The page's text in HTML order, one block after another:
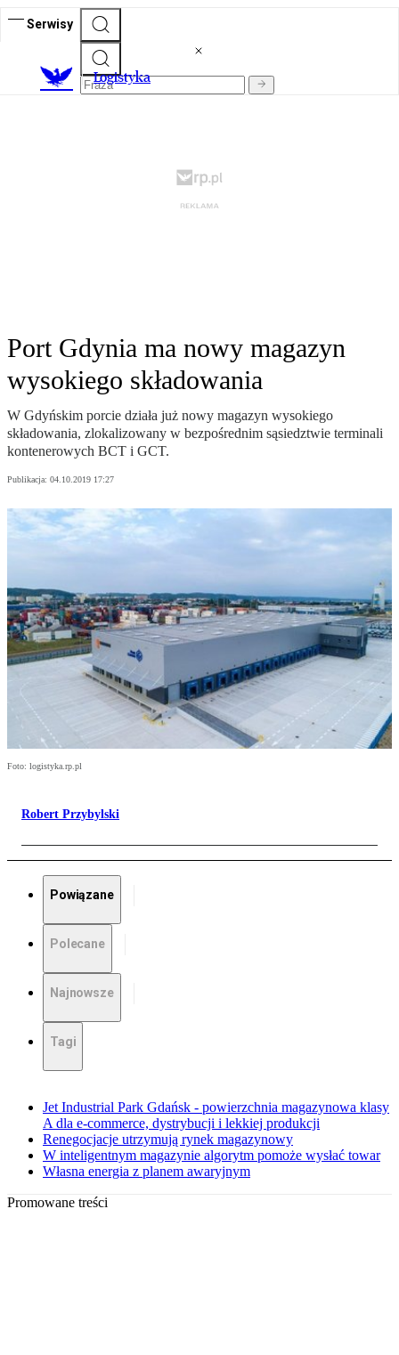
Serwisy
Logistyka
Port Gdynia ma nowy magazyn
wysokiego składowania
W Gdyńskim porcie działa już nowy magazyn wysokiego
składowania, zlokalizowany w bezpośrednim sąsiedztwie terminali
kontenerowych BCT i GCT.
Publikacja: 04.10.2019 17:27
Foto: logistyka.rp.pl
Robert Przybylski
Powiązane
Polecane
Najnowsze
Tagi
Jet Industrial Park Gdańsk - powierzchnia magazynowa klasy
A dla e-commerce, dystrybucji i lekkiej produkcji
Renegocjacje utrzymują rynek magazynowy
W inteligentnym magazynie algorytm pomoże wysłać towar
Własna energia z planem awaryjnym
Promowane treści